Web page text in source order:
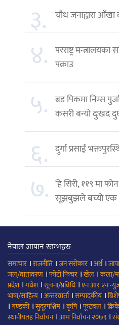
३. चौध जनाद्वारा आँखा
४. परराष्ट्र
पक्राउ
५. ब्रड पिकमा निम्स
कसरी बन्यो दुःखद
६. दुर्गा प्रसाईं
७. ‘हे सिरी, ११९ मा
सूझबुझले बच्यो एक
नेपाल जापान स्तम्भहरु
समाचार ।राजनीति ।जन सरोकार ।अर्थ।
जल/वातावरण ।फोटो फिचर ।खेल ।कला/
प्रदेश।मधेश।सूचना/प्रविधि।एन आर एन
भाषा/साहित्य ।अन्तरवार्ता।सम्पादकीय ।
।गण्डकी।सुदूरपश्चिम ।कृषि।फूटबल ।
स्थानीयतह निर्वाचन।आम निर्वाचन २०७९ ।